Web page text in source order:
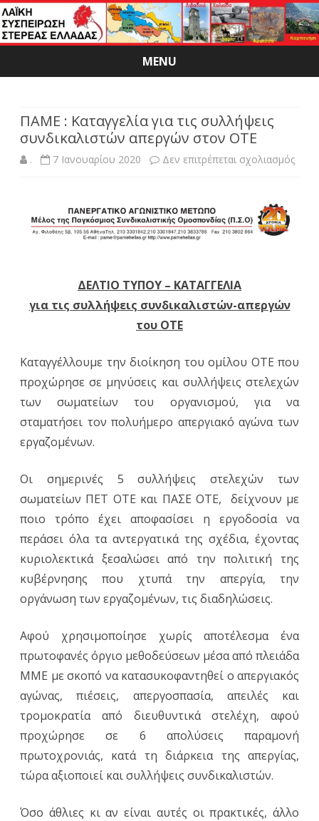
MENU
Skip
ΠΑΜΕ : Καταγγελία για τις συλλήψεις
συνδικαλιστών απεργών στον ΟΤΕ
. 7 Ιανουαρίου 2020 Δεν επιτρέπεται σχολιασμόςστο
στον
ΟΤΕ
ΔΕΛΤΙΟ ΤΥΠΟΥ – ΚΑΤΑΓΓΕΛΙΑ
για τις συλλήψεις συνδικαλιστών-απεργών
του ΟΤΕ
Καταγγέλλουμε την διοίκηση του ομίλου ΟΤΕ που
προχώρησε σε μηνύσεις και συλλήψεις στελεχών
των σωματείων του οργανισμού, για να
σταματήσει τον πολυήμερο απεργιακό αγώνα των
εργαζομένων.
Οι σημερινές 5 συλλήψεις στελεχών των
σωματείων ΠΕΤ ΟΤΕ και ΠΑΣΕ ΟΤΕ, δείχνουν με
ποιο τρόπο έχει αποφασίσει η εργοδοσία να
περάσει όλα τα αντεργατικά της σχέδια, έχοντας
κυριολεκτικά ξεσαλώσει από την πολιτική της
κυβέρνησης που χτυπά την απεργία, την
οργάνωση των εργαζομένων, τις διαδηλώσεις.
Αφού χρησιμοποίησε χωρίς αποτέλεσμα ένα
πρωτοφανές όργιο μεθοδεύσεων μέσα από πλειάδα
ΜΜΕ με σκοπό να κατασυκοφαντηθεί ο απεργιακός
αγώνας, πιέσεις, απεργοσπασία, απειλές και
τρομοκρατία από διευθυντικά στελέχη, αφού
προχώρησε σε 6 απολύσεις παραμονή
πρωτοχρονιάς, κατά τη διάρκεια της απεργίας,
τώρα αξιοποιεί και συλλήψεις συνδικαλιστών.
Όσο άθλιες κι αν είναι αυτές οι πρακτικές, άλλο